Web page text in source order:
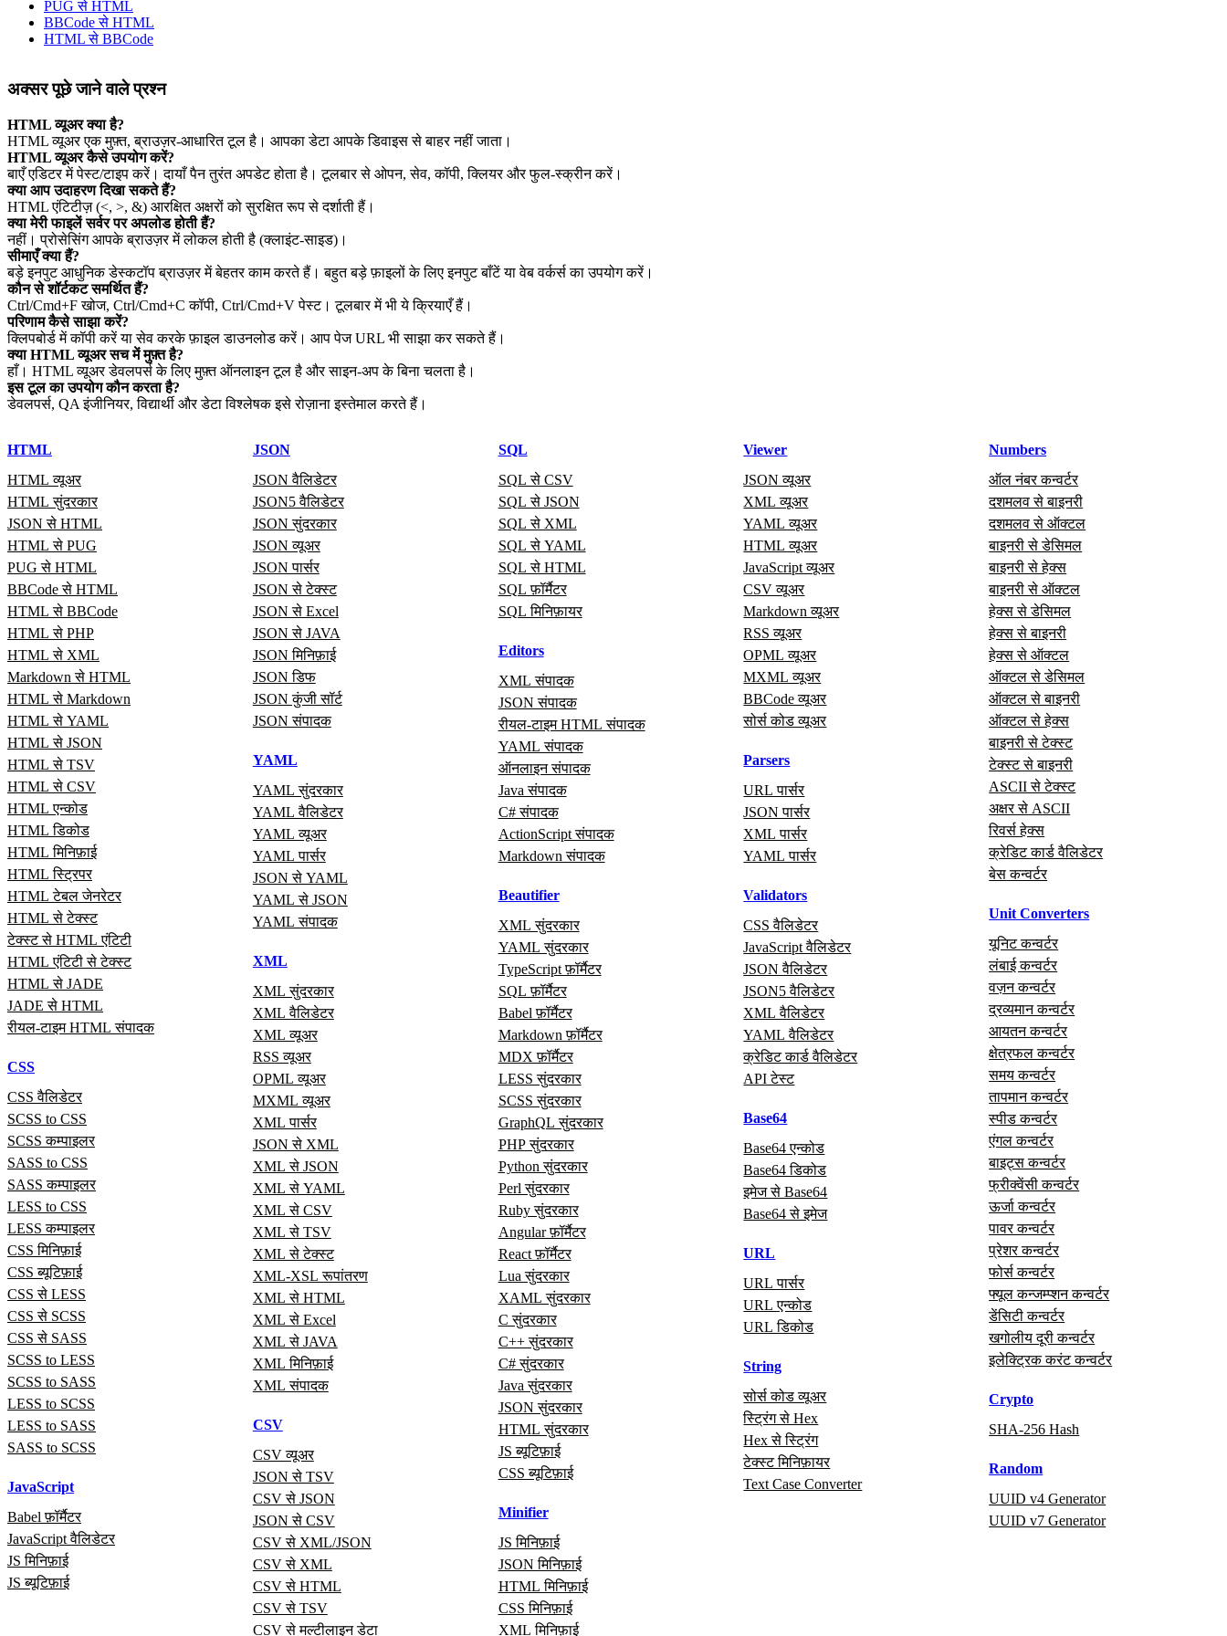
PUG से HTML
BBCode से HTML
HTML से BBCode
अक्सर पूछे जाने वाले प्रश्न
HTML व्यूअर क्या है?
HTML व्यूअर एक मुफ़्त, ब्राउज़र‑आधारित टूल है। आपका डेटा आपके डिवाइस से बाहर नहीं जाता।
HTML व्यूअर कैसे उपयोग करें?
बाएँ एडिटर में पेस्ट/टाइप करें। दायाँ पैन तुरंत अपडेट होता है। टूलबार से ओपन, सेव, कॉपी, क्लियर और फुल‑स्क्रीन करें।
क्या आप उदाहरण दिखा सकते हैं?
HTML एंटिटीज़ (<, >, &) आरक्षित अक्षरों को सुरक्षित रूप से दर्शाती हैं।
क्या मेरी फाइलें सर्वर पर अपलोड होती हैं?
नहीं। प्रोसेसिंग आपके ब्राउज़र में लोकल होती है (क्लाइंट‑साइड)।
सीमाएँ क्या हैं?
बड़े इनपुट आधुनिक डेस्कटॉप ब्राउज़र में बेहतर काम करते हैं। बहुत बड़े फ़ाइलों के लिए इनपुट बाँटें या वेब वर्कर्स का उपयोग करें।
कौन से शॉर्टकट समर्थित हैं?
Ctrl/Cmd+F खोज, Ctrl/Cmd+C कॉपी, Ctrl/Cmd+V पेस्ट। टूलबार में भी ये क्रियाएँ हैं।
परिणाम कैसे साझा करें?
क्लिपबोर्ड में कॉपी करें या सेव करके फ़ाइल डाउनलोड करें। आप पेज URL भी साझा कर सकते हैं।
क्या HTML व्यूअर सच में मुफ़्त है?
हाँ। HTML व्यूअर डेवलपर्स के लिए मुफ़्त ऑनलाइन टूल है और साइन‑अप के बिना चलता है।
इस टूल का उपयोग कौन करता है?
डेवलपर्स, QA इंजीनियर, विद्यार्थी और डेटा विश्लेषक इसे रोज़ाना इस्तेमाल करते हैं।
HTML
HTML व्यूअर
HTML सुंदरकार
JSON से HTML
HTML से PUG
PUG से HTML
BBCode से HTML
HTML से BBCode
HTML से PHP
HTML से XML
Markdown से HTML
HTML से Markdown
HTML से YAML
HTML से JSON
HTML से TSV
HTML से CSV
HTML एन्कोड
HTML डिकोड
HTML मिनिफ़ाई
HTML स्ट्रिपर
HTML टेबल जेनरेटर
HTML से टेक्स्ट
टेक्स्ट से HTML एंटिटी
HTML एंटिटी से टेक्स्ट
HTML से JADE
JADE से HTML
रीयल‑टाइम HTML संपादक
CSS
CSS वैलिडेटर
SCSS to CSS
SCSS कम्पाइलर
SASS to CSS
SASS कम्पाइलर
LESS to CSS
LESS कम्पाइलर
CSS मिनिफ़ाई
CSS ब्यूटिफ़ाई
CSS से LESS
CSS से SCSS
CSS से SASS
SCSS to LESS
SCSS to SASS
LESS to SCSS
LESS to SASS
SASS to SCSS
JavaScript
Babel फ़ॉर्मैटर
JavaScript वैलिडेटर
JS मिनिफ़ाई
JS ब्यूटिफ़ाई
JSON
JSON वैलिडेटर
JSON5 वैलिडेटर
JSON सुंदरकार
JSON व्यूअर
JSON पार्सर
JSON से टेक्स्ट
JSON से Excel
JSON से JAVA
JSON मिनिफ़ाई
JSON डिफ
JSON कुंजी सॉर्ट
JSON संपादक
YAML
YAML सुंदरकार
YAML वैलिडेटर
YAML व्यूअर
YAML पार्सर
JSON से YAML
YAML से JSON
YAML संपादक
XML
XML सुंदरकार
XML वैलिडेटर
XML व्यूअर
RSS व्यूअर
OPML व्यूअर
MXML व्यूअर
XML पार्सर
JSON से XML
XML से JSON
XML से YAML
XML से CSV
XML से TSV
XML से टेक्स्ट
XML-XSL रूपांतरण
XML से HTML
XML से Excel
XML से JAVA
XML मिनिफ़ाई
XML संपादक
CSV
CSV व्यूअर
JSON से TSV
CSV से JSON
JSON से CSV
CSV से XML/JSON
CSV से XML
CSV से HTML
CSV से TSV
CSV से मल्टीलाइन डेटा
SQL
SQL से CSV
SQL से JSON
SQL से XML
SQL से YAML
SQL से HTML
SQL फ़ॉर्मैटर
SQL मिनिफ़ायर
Editors
XML संपादक
JSON संपादक
रीयल‑टाइम HTML संपादक
YAML संपादक
ऑनलाइन संपादक
Java संपादक
C# संपादक
ActionScript संपादक
Markdown संपादक
Beautifier
XML सुंदरकार
YAML सुंदरकार
TypeScript फ़ॉर्मैटर
SQL फ़ॉर्मैटर
Babel फ़ॉर्मैटर
Markdown फ़ॉर्मैटर
MDX फ़ॉर्मैटर
LESS सुंदरकार
SCSS सुंदरकार
GraphQL सुंदरकार
PHP सुंदरकार
Python सुंदरकार
Perl सुंदरकार
Ruby सुंदरकार
Angular फ़ॉर्मैटर
React फ़ॉर्मैटर
Lua सुंदरकार
XAML सुंदरकार
C सुंदरकार
C++ सुंदरकार
C# सुंदरकार
Java सुंदरकार
JSON सुंदरकार
HTML सुंदरकार
JS ब्यूटिफ़ाई
CSS ब्यूटिफ़ाई
Minifier
JS मिनिफ़ाई
JSON मिनिफ़ाई
HTML मिनिफ़ाई
CSS मिनिफ़ाई
XML मिनिफ़ाई
Viewer
JSON व्यूअर
XML व्यूअर
YAML व्यूअर
HTML व्यूअर
JavaScript व्यूअर
CSV व्यूअर
Markdown व्यूअर
RSS व्यूअर
OPML व्यूअर
MXML व्यूअर
BBCode व्यूअर
सोर्स कोड व्यूअर
Parsers
URL पार्सर
JSON पार्सर
XML पार्सर
YAML पार्सर
Validators
CSS वैलिडेटर
JavaScript वैलिडेटर
JSON वैलिडेटर
JSON5 वैलिडेटर
XML वैलिडेटर
YAML वैलिडेटर
क्रेडिट कार्ड वैलिडेटर
API टेस्ट
Base64
Base64 एन्कोड
Base64 डिकोड
इमेज से Base64
Base64 से इमेज
URL
URL पार्सर
URL एन्कोड
URL डिकोड
String
सोर्स कोड व्यूअर
स्ट्रिंग से Hex
Hex से स्ट्रिंग
टेक्स्ट मिनिफ़ायर
Text Case Converter
Numbers
ऑल नंबर कन्वर्टर
दशमलव से बाइनरी
दशमलव से ऑक्टल
बाइनरी से डेसिमल
बाइनरी से हेक्स
बाइनरी से ऑक्टल
हेक्स से डेसिमल
हेक्स से बाइनरी
हेक्स से ऑक्टल
ऑक्टल से डेसिमल
ऑक्टल से बाइनरी
ऑक्टल से हेक्स
बाइनरी से टेक्स्ट
टेक्स्ट से बाइनरी
ASCII से टेक्स्ट
अक्षर से ASCII
रिवर्स हेक्स
क्रेडिट कार्ड वैलिडेटर
बेस कन्वर्टर
Unit Converters
यूनिट कन्वर्टर
लंबाई कन्वर्टर
वज़न कन्वर्टर
द्रव्यमान कन्वर्टर
आयतन कन्वर्टर
क्षेत्रफल कन्वर्टर
समय कन्वर्टर
तापमान कन्वर्टर
स्पीड कन्वर्टर
एंगल कन्वर्टर
बाइट्स कन्वर्टर
फ्रीक्वेंसी कन्वर्टर
ऊर्जा कन्वर्टर
पावर कन्वर्टर
प्रेशर कन्वर्टर
फोर्स कन्वर्टर
फ्यूल कन्जम्प्शन कन्वर्टर
डेंसिटी कन्वर्टर
खगोलीय दूरी कन्वर्टर
इलेक्ट्रिक करंट कन्वर्टर
Crypto
SHA-256 Hash
Random
UUID v4 Generator
UUID v7 Generator